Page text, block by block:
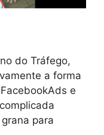
do Tráfego,
a forma
e
para